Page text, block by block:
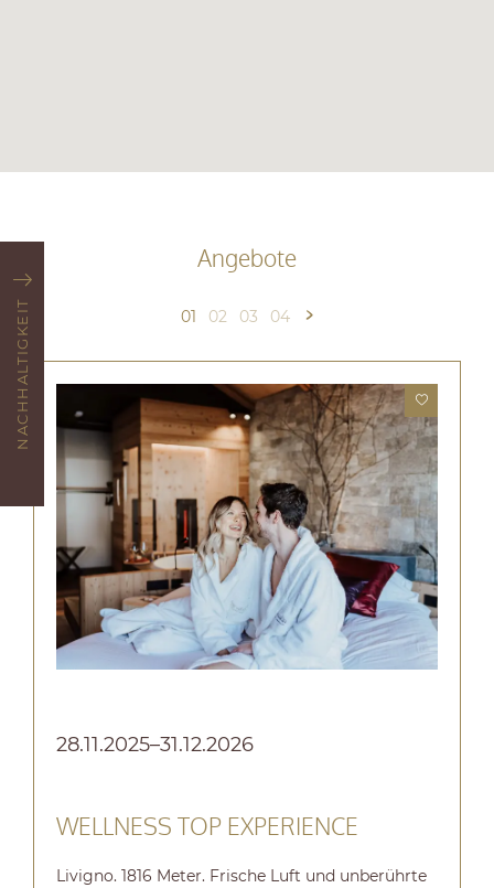
NACHHALTIGKEIT
Angebote
28.11.2025–31.12.2026
WELLNESS TOP EXPERIENCE
Livigno. 1816 Meter. Frische Luft und unberührte
01 02 03 04